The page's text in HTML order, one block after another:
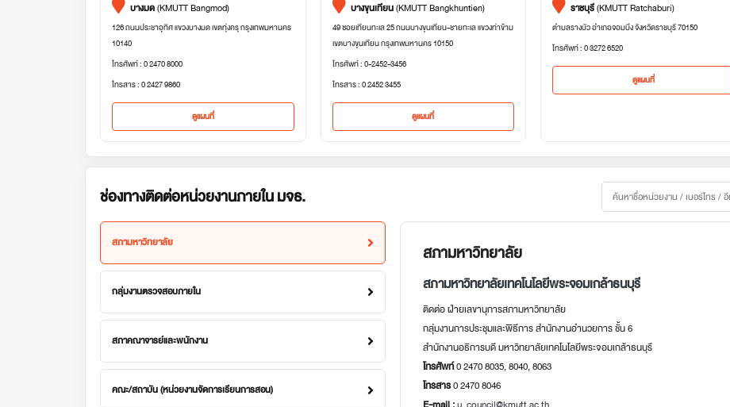
บางมด(KMUTT Bangmod)
126 ถนนประชาอุทิศ แขวงบางมด เขตทุ่งครุ กรุงเทพมหานคร
10140
โทรศัพท์ : 0 2470 8000
โทรสาร : 0 2427 9860
ดูแผนที่
บางขุนเทียน(KMUTT Bangkhuntien)
49 ซอยเทียนทะเล 25 ถนนบางขุนเทียน-ชายทะเล แขวงท่าข้าม
เขตบางขุนเทียน กรุงเทพมหานคร 10150
โทรศัพท์ : 0-2452-3456
โทรสาร : 0 2452 3455
ดูแผนที่
ราชบุรี(KMUTT Ratchaburi)
ตำบลรางบัว อำเภอจอมบึง จังหวัดราชบุรี 70150
โทรศัพท์ : 0 3272 6520
ดูแผนที่
ช่องทางติดต่อหน่วยงานภายใน มจธ.
สภามหาวิทยาลัย
กลุ่มงานตรวจสอบภายใน
สภาคณาจารย์และพนักงาน
คณะ/สถาบัน (หน่วยงานจัดการเรียนการสอน)
สภามหาวิทยาลัย
สภามหาวิทยาลัยเทคโนโลยีพระจอมเกล้าธนบุรี
ติดต่อ ฝ่ายเลขานุการสภามหาวิทยาลัย
กลุ่มงานการประชุมและพิธีการ สำนักงานอำนวยการ ชั้น 6
สำนักงานอธิการบดี มหาวิทยาลัยเทคโนโลยีพระจอมเกล้าธนบุรี
โทรศัพท์0 2470 8035, 8040, 8063
โทรสาร0 2470 8046